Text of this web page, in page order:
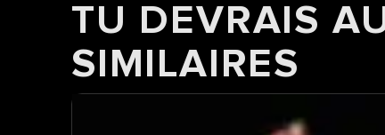
TU DEVRAIS
SIMILAIRES